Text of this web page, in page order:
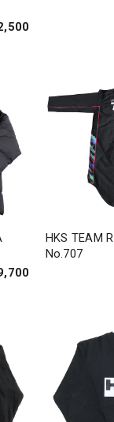
HKS TEAM
No.707